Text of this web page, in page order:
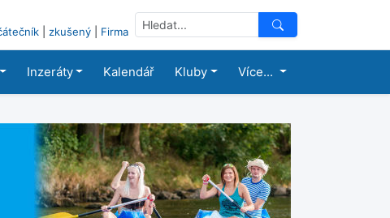
zkušený Firma
Inzeráty Kalendář Kluby Více...